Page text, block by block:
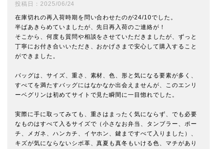
投稿日
2025/06/24
在庫切れの再入荷時期を問い合わせたのが24/10でした。
半ばあきらめていましたが、先日再入荷のご連絡が！
そこから、何度も質問や相談をさせていただきましたが、ずっと
丁寧にお付き合いいただき、おかげさまで安心して購入すること
ができました。
バッグは、サイズ、重さ、素材、色、形と気になる要素が多く、
すべてを満たすバッグにはなかなか出会えませんが、このエンリ
ーベグリンは初めてサイトで見た瞬間に一目惚れでした。
実際に手に取ってみても、重さはまったく気にならず、でも必要
なものはすべて入るサイズで（小さなお弁当、タンブラー、ポー
チ、メガネ、ハンカチ、イヤホン、鍵まですべて入りました）、
キズが気にならないシボ革、真夏も真冬もいける色、マチがあり